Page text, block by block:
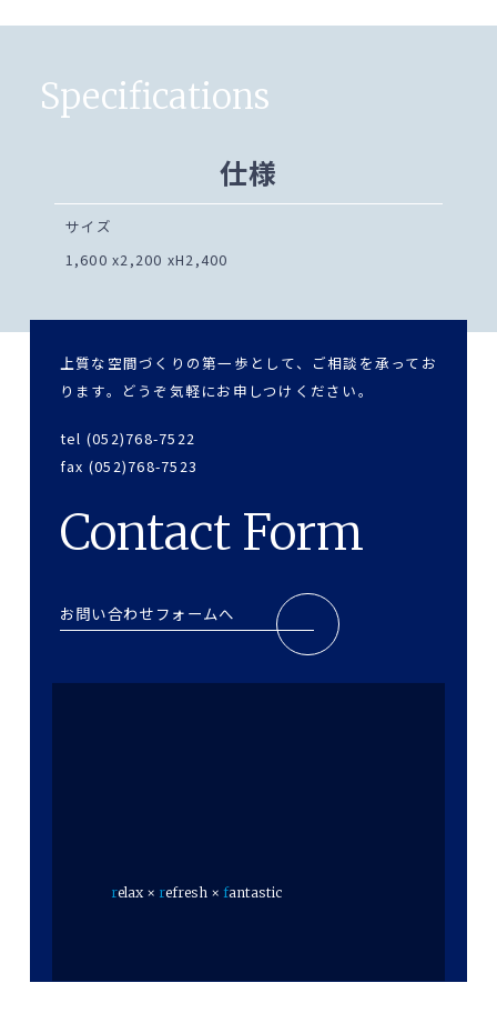
Specifications
仕様
サイズ
1,600 x2,200 xH2,400
上質な空間づくりの第一歩として、ご相談を承ってお
ります。どうぞ気軽にお申しつけください。
tel (052)768-7522
fax (052)768-7523
Contact Form
お問い合わせフォームへ
relax × refresh ×fantastic